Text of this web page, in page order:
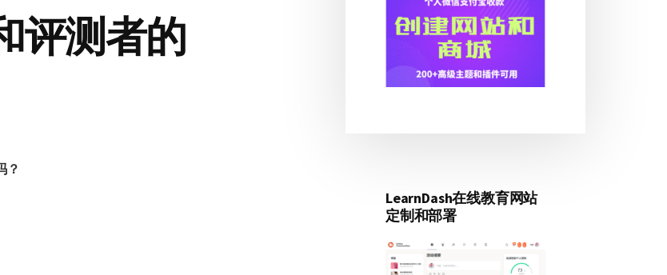
评测者的
？
LearnDash在线教育网站
定制和部署